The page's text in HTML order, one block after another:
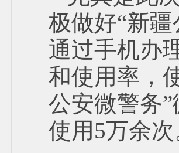
极做好“新
通过手机办
和使用率，
公安微警务
使用5万余次